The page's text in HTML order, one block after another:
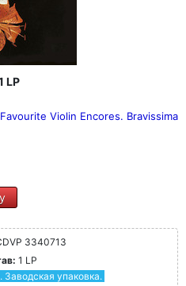
LP
Violin Encores. Bravissima
3340713
1 LP
Заводская упаковка.